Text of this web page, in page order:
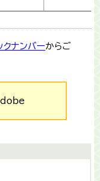
クナンバーからご